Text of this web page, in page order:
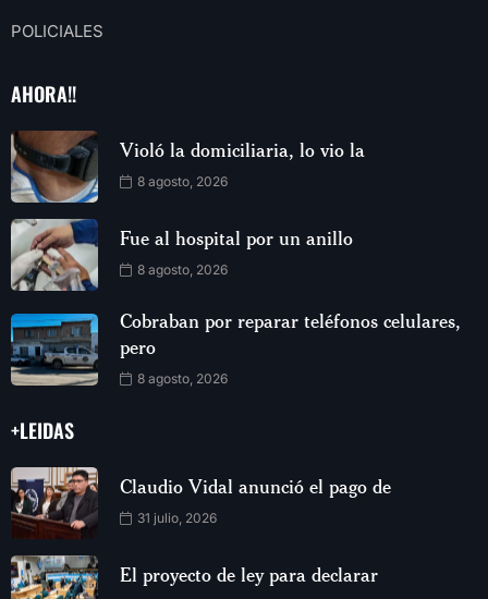
POLICIALES
AHORA!!
Violó la domiciliaria, lo vio la
8 agosto, 2026
Fue al hospital por un anillo
8 agosto, 2026
Cobraban por reparar teléfonos celulares,
pero
8 agosto, 2026
+LEIDAS
Claudio Vidal anunció el pago de
31 julio, 2026
El proyecto de ley para declarar